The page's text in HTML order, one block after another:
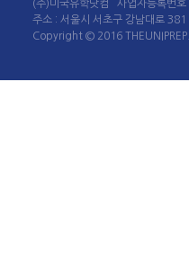
(주)미국유학닷컴 사업자등록번
주소 : 서울시 서초구 강남대로
Copyright © 2016